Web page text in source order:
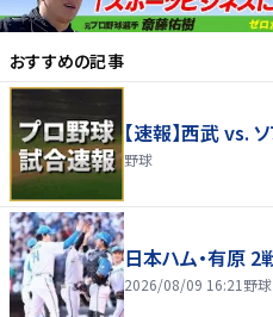
おすすめの記事
【速報】西武 vs.
野球
日本ハム・有原
2026/08/09 16:21 野球